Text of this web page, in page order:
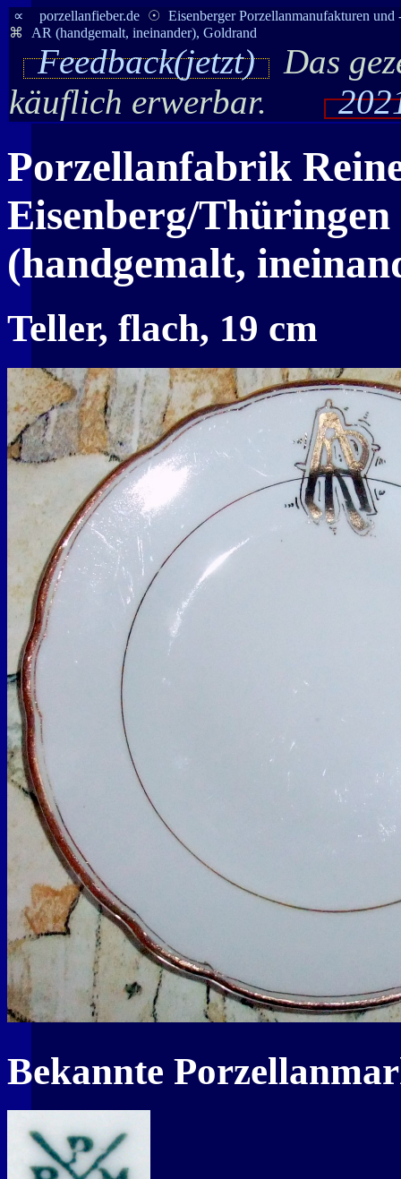
∝ porzellanfieber.de ☉ Eisenberger Porzellanmanufakturen und
⌘
AR (handgemalt, ineinander), Goldrand
Feedback(jetzt)
Das
käuflich erwerbar.
Porzellanfabrik
Eisenberg/Thüringen
(handgemalt,
Teller, flach, 19 cm
Bekannte